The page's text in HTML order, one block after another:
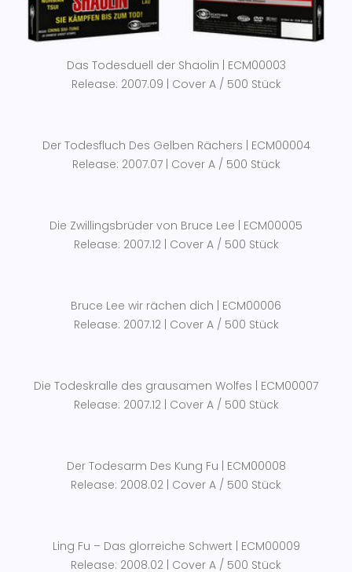
Das Todesduell der Shaolin | ECM00003
Release: 2007.09 | Cover A / 500 Stück
Der Todesfluch Des Gelben Rächers | ECM00004
Release: 2007.07 | Cover A / 500 Stück
Die Zwillingsbrüder von Bruce Lee | ECM00005
Release: 2007.12 | Cover A / 500 Stück
Bruce Lee wir rächen dich | ECM00006
Release: 2007.12 | Cover A / 500 Stück
Die Todeskralle des grausamen Wolfes | ECM00007
Release: 2007.12 | Cover A / 500 Stück
Der Todesarm Des Kung Fu | ECM00008
Release: 2008.02 | Cover A / 500 Stück
Ling Fu – Das glorreiche Schwert | ECM00009
Release: 2008.02 | Cover A / 500 Stück